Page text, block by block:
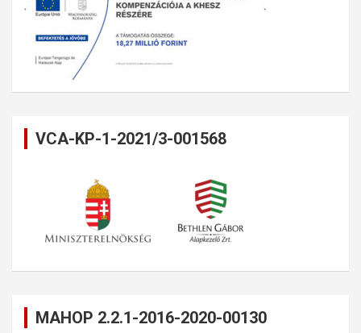
VCA-KP-1-2021/3-001568
MAHOP 2.2.1-2016-2020-00130